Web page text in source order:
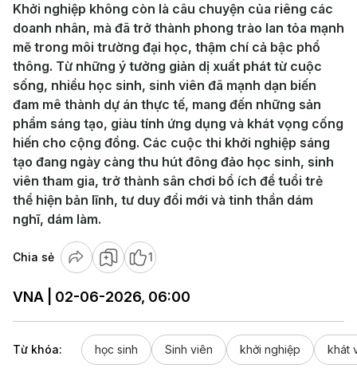
Khởi nghiệp không còn là câu chuyện của riêng các
doanh nhân, mà đã trở thành phong trào lan tỏa mạnh
mẽ trong môi trường đại học, thậm chí cả bậc phổ
thông. Từ những ý tưởng giản dị xuất phát từ cuộc
sống, nhiều học sinh, sinh viên đã mạnh dạn biến
đam mê thành dự án thực tế, mang đến những sản
phẩm sáng tạo, giàu tính ứng dụng và khát vọng cống
hiến cho cộng đồng. Các cuộc thi khởi nghiệp sáng
tạo đang ngày càng thu hút đông đảo học sinh, sinh
viên tham gia, trở thành sân chơi bổ ích để tuổi trẻ
thể hiện bản lĩnh, tư duy đổi mới và tinh thần dám
nghĩ, dám làm.
Chia sẻ 1
VNA | 02-06-2026, 06:00
Từ khóa: học sinh Sinh viên khởi nghiệp khát